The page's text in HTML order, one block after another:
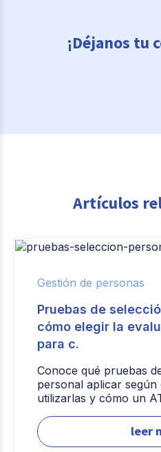
¡Déjanos tu
Artículos
Gestión de personas
Pruebas de
cómo elegir la
para c.
Conoce qué pruebas
personal aplicar
utilizarlas y cómo un
leer